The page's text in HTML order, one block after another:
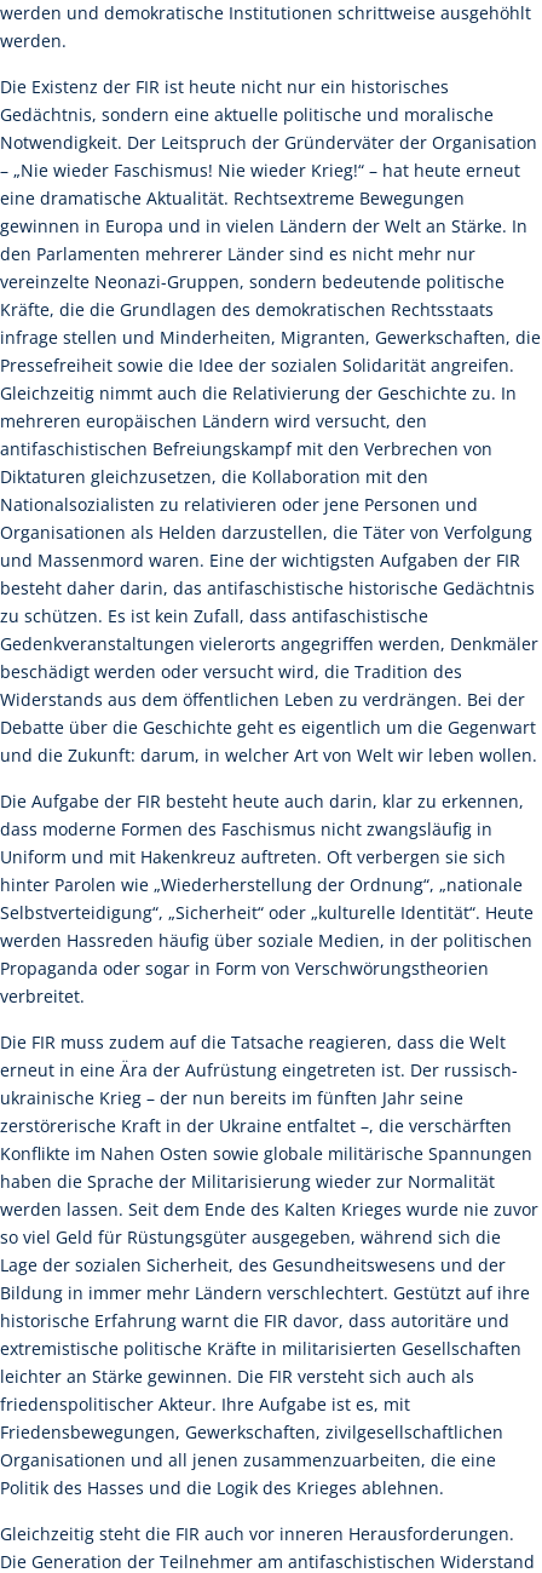
werden und demokratische Institutionen schrittweise ausgehöhlt
werden.
Die Existenz der FIR ist heute nicht nur ein historisches
Gedächtnis, sondern eine aktuelle politische und moralische
Notwendigkeit. Der Leitspruch der Gründerväter der Organisation
– „Nie wieder Faschismus! Nie wieder Krieg!“ – hat heute erneut
eine dramatische Aktualität. Rechtsextreme Bewegungen
gewinnen in Europa und in vielen Ländern der Welt an Stärke. In
den Parlamenten mehrerer Länder sind es nicht mehr nur
vereinzelte Neonazi-Gruppen, sondern bedeutende politische
Kräfte, die die Grundlagen des demokratischen Rechtsstaats
infrage stellen und Minderheiten, Migranten, Gewerkschaften, die
Pressefreiheit sowie die Idee der sozialen Solidarität angreifen.
Gleichzeitig nimmt auch die Relativierung der Geschichte zu. In
mehreren europäischen Ländern wird versucht, den
antifaschistischen Befreiungskampf mit den Verbrechen von
Diktaturen gleichzusetzen, die Kollaboration mit den
Nationalsozialisten zu relativieren oder jene Personen und
Organisationen als Helden darzustellen, die Täter von Verfolgung
und Massenmord waren. Eine der wichtigsten Aufgaben der FIR
besteht daher darin, das antifaschistische historische Gedächtnis
zu schützen. Es ist kein Zufall, dass antifaschistische
Gedenkveranstaltungen vielerorts angegriffen werden, Denkmäler
beschädigt werden oder versucht wird, die Tradition des
Widerstands aus dem öffentlichen Leben zu verdrängen. Bei der
Debatte über die Geschichte geht es eigentlich um die Gegenwart
und die Zukunft: darum, in welcher Art von Welt wir leben wollen.
Die Aufgabe der FIR besteht heute auch darin, klar zu erkennen,
dass moderne Formen des Faschismus nicht zwangsläufig in
Uniform und mit Hakenkreuz auftreten. Oft verbergen sie sich
hinter Parolen wie „Wiederherstellung der Ordnung“, „nationale
Selbstverteidigung“, „Sicherheit“ oder „kulturelle Identität“. Heute
werden Hassreden häufig über soziale Medien, in der politischen
Propaganda oder sogar in Form von Verschwörungstheorien
verbreitet.
Die FIR muss zudem auf die Tatsache reagieren, dass die Welt
erneut in eine Ära der Aufrüstung eingetreten ist. Der russisch-
ukrainische Krieg – der nun bereits im fünften Jahr seine
zerstörerische Kraft in der Ukraine entfaltet –, die verschärften
Konflikte im Nahen Osten sowie globale militärische Spannungen
haben die Sprache der Militarisierung wieder zur Normalität
werden lassen. Seit dem Ende des Kalten Krieges wurde nie zuvor
so viel Geld für Rüstungsgüter ausgegeben, während sich die
Lage der sozialen Sicherheit, des Gesundheitswesens und der
Bildung in immer mehr Ländern verschlechtert. Gestützt auf ihre
historische Erfahrung warnt die FIR davor, dass autoritäre und
extremistische politische Kräfte in militarisierten Gesellschaften
leichter an Stärke gewinnen. Die FIR versteht sich auch als
friedenspolitischer Akteur. Ihre Aufgabe ist es, mit
Friedensbewegungen, Gewerkschaften, zivilgesellschaftlichen
Organisationen und all jenen zusammenzuarbeiten, die eine
Politik des Hasses und die Logik des Krieges ablehnen.
Gleichzeitig steht die FIR auch vor inneren Herausforderungen.
Die Generation der Teilnehmer am antifaschistischen Widerstand